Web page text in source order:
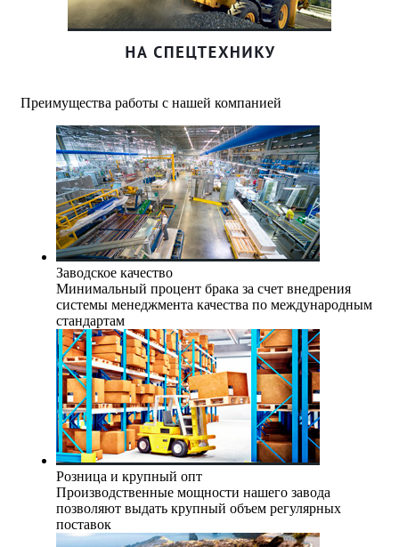
Преимущества работы с нашей компанией
Заводское качество
Минимальный процент брака за счет внедрения
системы менеджмента качества по международным
стандартам
Розница и крупный опт
Производственные мощности нашего завода
позволяют выдать крупный объем регулярных
поставок